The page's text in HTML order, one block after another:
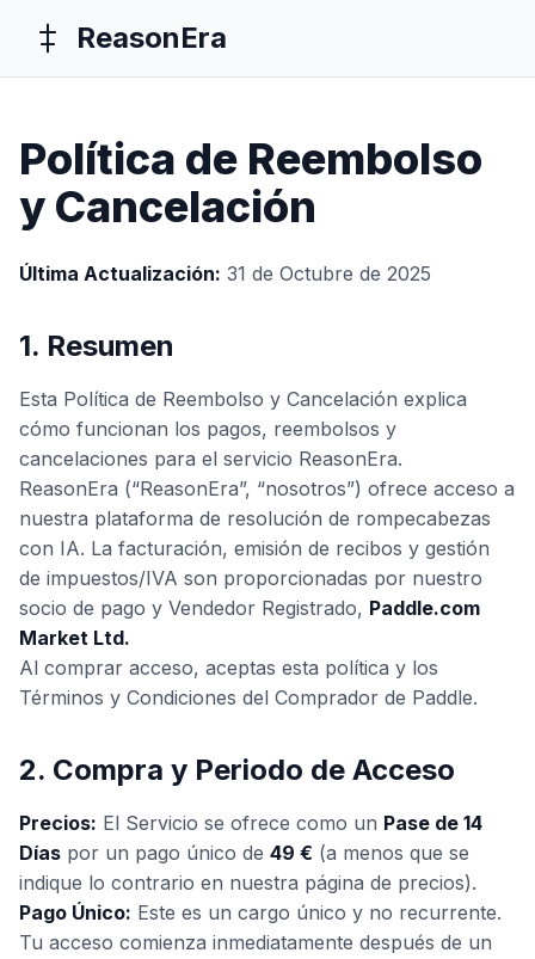
ReasonEra
Política de Reembolso
y Cancelación
Última Actualización: 31 de Octubre de 2025
1. Resumen
Esta Política de Reembolso y Cancelación explica
cómo funcionan los pagos, reembolsos y
cancelaciones para el servicio ReasonEra.
ReasonEra (“ReasonEra”, “nosotros”) ofrece acceso a
nuestra plataforma de resolución de rompecabezas
con IA. La facturación, emisión de recibos y gestión
de impuestos/IVA son proporcionadas por nuestro
socio de pago y Vendedor Registrado, Paddle.com
Market Ltd.
Al comprar acceso, aceptas esta política y los
Términos y Condiciones del Comprador de Paddle.
2. Compra y Periodo de Acceso
Precios: El Servicio se ofrece como un Pase de 14
Días por un pago único de 49 € (a menos que se
indique lo contrario en nuestra página de precios).
Pago Único: Este es un cargo único y no recurrente.
Tu acceso comienza inmediatamente después de un